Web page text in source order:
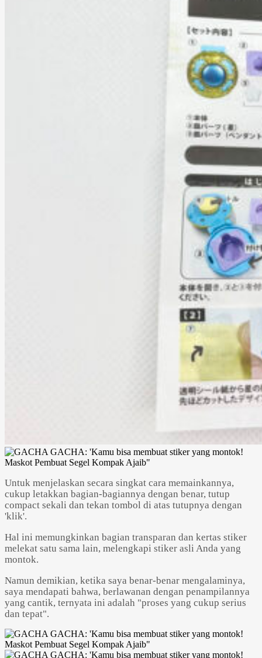
Untuk menjelaskan secara singkat cara memainkannya,
cukup letakkan bagian-bagiannya dengan benar, tutup
compact sekali dan tekan tombol di atas tutupnya dengan
'klik'.
Hal ini memungkinkan bagian transparan dan kertas stiker
melekat satu sama lain, melengkapi stiker asli Anda yang
montok.
Namun demikian, ketika saya benar-benar mengalaminya,
saya mendapati bahwa, berlawanan dengan penampilannya
yang cantik, ternyata ini adalah "proses yang cukup serius
dan tepat".